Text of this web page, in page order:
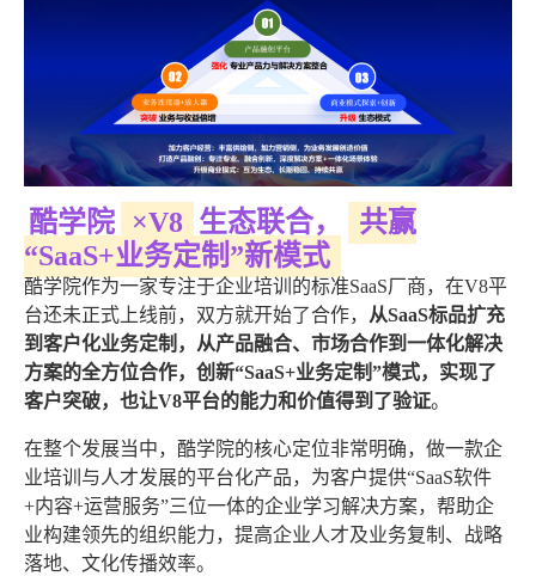
酷学院 ×V8 生态联合，
共赢
“SaaS+业务定制”新模式
酷学院作为一家专注于企业培训的标准SaaS厂商，在V8平
台还未正式上线前，双方就开始了合作， 从SaaS标品扩充
到客户化业务定制，从产品融合、市场合作到一体化解决
方案的全方位合作，创新“SaaS+业务定制”模式，实现了
客户突破，也让V8平台的能力和价值得到了验证。
在整个发展当中，酷学院的核心定位非常明确，做一款企
业培训与人才发展的平台化产品，为客户提供“SaaS软件
+内容+运营服务”三位一体的企业学习解决方案，帮助企
业构建领先的组织能力，提高企业人才及业务复制、战略
落地、文化传播效率。